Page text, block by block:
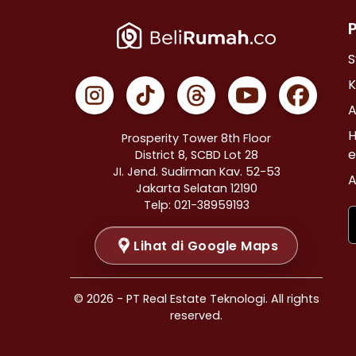
Properti Dijual di Johar Baru >
Properti Dijual di Menteng >
Properti Dijual di Tanah Abang >
Properti Dijual di Kramat >
Properti Dijual di Bendungan Hilir >
Properti Dijual di Jakarta Selatan >
Properti Dijual di Cilandak >
Properti Dijual di Gandaria Selatan >
Properti Dijual di Cipete Selatan >
Properti Dijual di Lenteng Agung >
Properti Dijual di Pondok Pinang >
Properti Dijual di Kebayoran Baru >
Properti Dijual di Mampang Prapatan >
Prosperity Tower 8th Floor
District 8, SCBD Lot 28
JI. Jend. Sudirman Kav. 52-53
Jakarta Selatan 12190
Telp: 021-38959193
Lihat di Google Maps
© 2026 - PT Real Estate Teknologi. All rights
reserved.